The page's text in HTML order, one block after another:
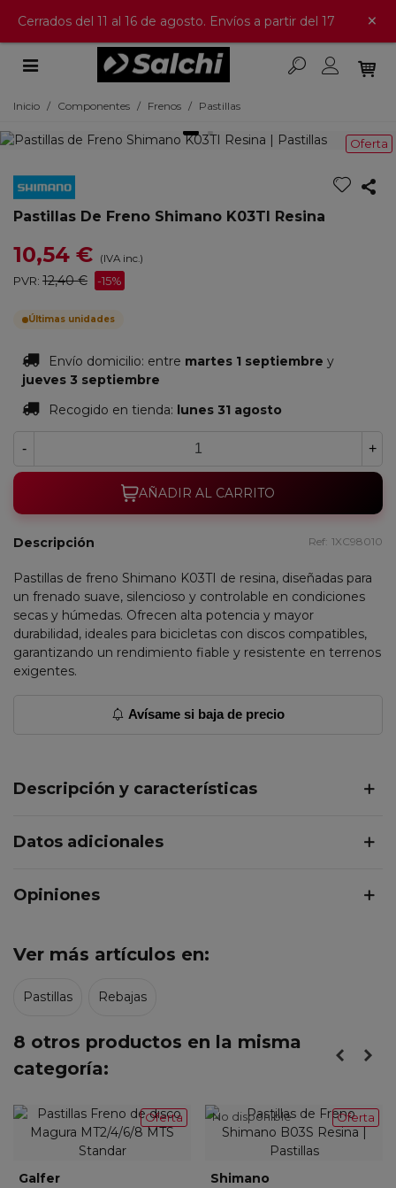
Cerrados del 11 al 16 de agosto. Envíos a partir del 17 ×
Inicio / Componentes / Frenos / Pastillas
Oferta
Pastillas De Freno Shimano K03TI Resina
10,54 € (IVA inc.)
PVR: 12,40 € -15%
Últimas unidades
Envío domicilio: entre martes 1 septiembre y
jueves 3 septiembre
Recogido en tienda: lunes 31 agosto
- +
AÑADIR AL CARRITO
Descripción Ref: 1XC98010
Pastillas de freno Shimano K03TI de resina, diseñadas para
un frenado suave, silencioso y controlable en condiciones
secas y húmedas. Ofrecen alta potencia y mayor
durabilidad, ideales para bicicletas con discos compatibles,
garantizando un rendimiento fiable y resistente en terrenos
exigentes.
Avísame si baja de precio
Descripción y características
Datos adicionales
Opiniones
Ver más artículos en:
Pastillas Rebajas
8 otros productos en la misma
categoría:
Oferta
Galfer
Oferta
No disponible
Shimano